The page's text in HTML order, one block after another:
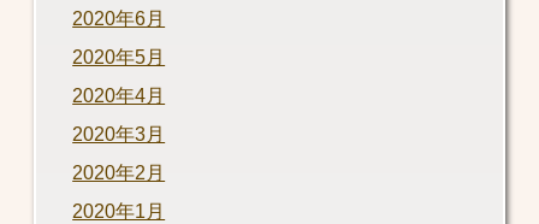
2020年6月
2020年5月
2020年4月
2020年3月
2020年2月
2020年1月